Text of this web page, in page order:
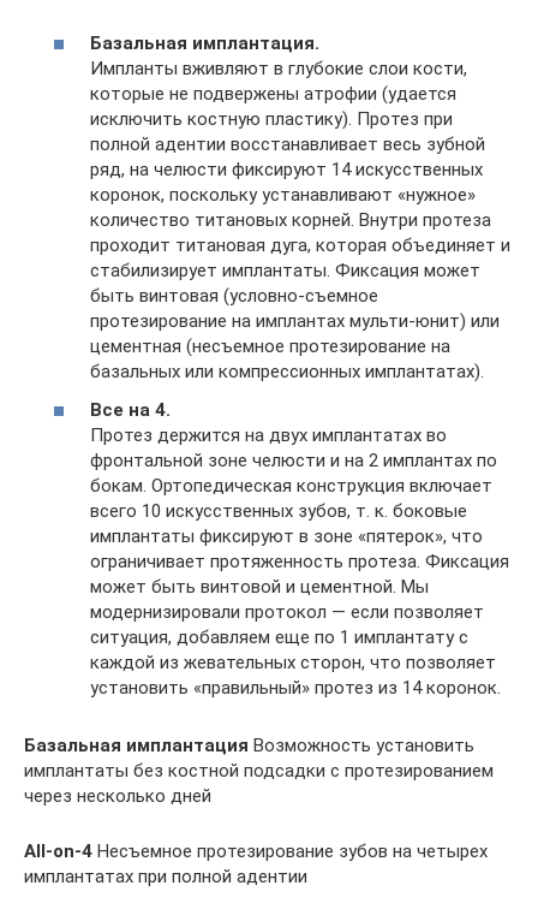
Базальная имплантация.
Импланты вживляют в глубокие слои кости,
которые не подвержены атрофии (удается
исключить костную пластику). Протез при
полной адентии восстанавливает весь зубной
ряд, на челюсти фиксируют 14 искусственных
коронок, поскольку устанавливают «нужное»
количество титановых корней. Внутри протеза
проходит титановая дуга, которая объединяет и
стабилизирует имплантаты. Фиксация может
быть винтовая (условно-съемное
протезирование на имплантах мульти-юнит) или
цементная (несъемное протезирование на
базальных или компрессионных имплантатах).
Все на 4.
Протез держится на двух имплантатах во
фронтальной зоне челюсти и на 2 имплантах по
бокам. Ортопедическая конструкция включает
всего 10 искусственных зубов, т. к. боковые
имплантаты фиксируют в зоне «пятерок», что
ограничивает протяженность протеза. Фиксация
может быть винтовой и цементной. Мы
модернизировали протокол — если позволяет
ситуация, добавляем еще по 1 имплантату с
каждой из жевательных сторон, что позволяет
установить «правильный» протез из 14 коронок.
Базальная имплантация Возможность установить
имплантаты без костной подсадки с протезированием
через несколько дней
All-on-4 Несъемное протезирование зубов на четырех
имплантатах при полной адентии